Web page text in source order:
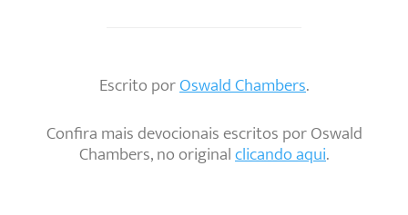
Escrito porOswald Chambers.
Confira mais devocionais escritos por Oswald
Chambers, no originalclicando aqui.